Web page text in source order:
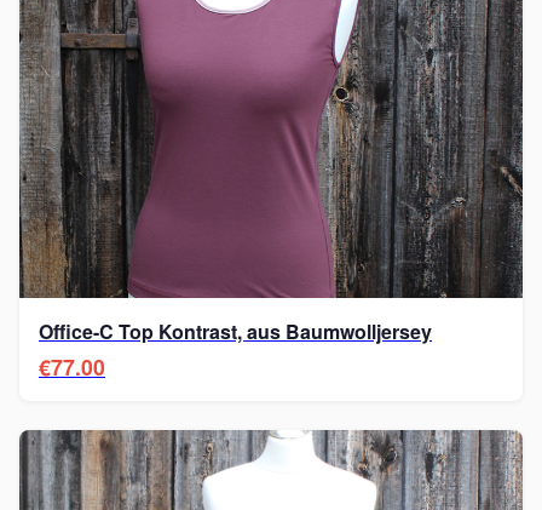
Office-C Top Kontrast, aus Baumwolljersey
€77.00